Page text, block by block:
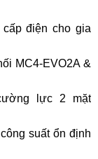
điện cho gia
MC4-EVO2A &
lực 2 mặt
suất ổn định